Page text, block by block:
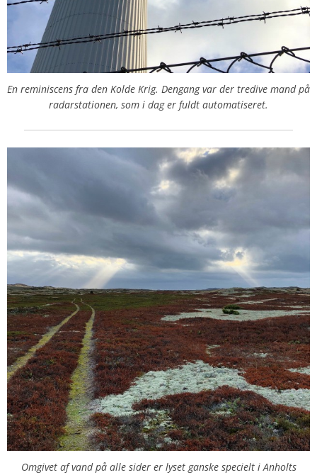
En reminiscens fra den Kolde Krig. Dengang var der tredive mand på
radarstationen, som i dag er fuldt automatiseret.
Omgivet af vand på alle sider er lyset ganske specielt i Anholts